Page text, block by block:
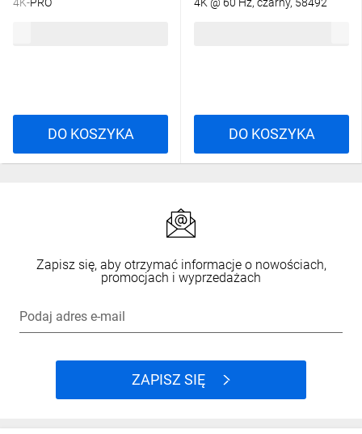
DO KOSZYKA DO KOSZYKA
Zapisz się, aby otrzymać informacje o nowościach,
promocjach i wyprzedażach
Podaj adres e-mail
ZAPISZ SIĘ